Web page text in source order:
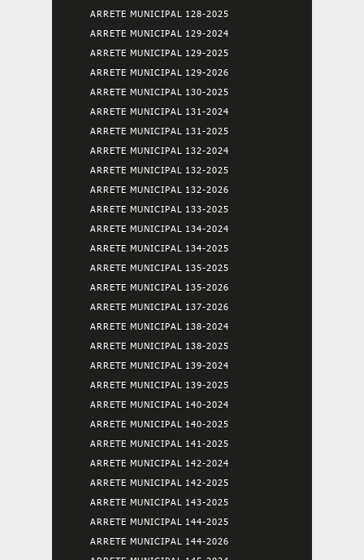
ARRETE MUNICIPAL 128-2025
ARRETE MUNICIPAL 129-2024
ARRETE MUNICIPAL 129-2025
ARRETE MUNICIPAL 129-2026
ARRETE MUNICIPAL 130-2025
ARRETE MUNICIPAL 131-2024
ARRETE MUNICIPAL 131-2025
ARRETE MUNICIPAL 132-2024
ARRETE MUNICIPAL 132-2025
ARRETE MUNICIPAL 132-2026
ARRETE MUNICIPAL 133-2025
ARRETE MUNICIPAL 134-2024
ARRETE MUNICIPAL 134-2025
ARRETE MUNICIPAL 135-2025
ARRETE MUNICIPAL 135-2026
ARRETE MUNICIPAL 137-2026
ARRETE MUNICIPAL 138-2024
ARRETE MUNICIPAL 138-2025
ARRETE MUNICIPAL 139-2024
ARRETE MUNICIPAL 139-2025
ARRETE MUNICIPAL 140-2024
ARRETE MUNICIPAL 140-2025
ARRETE MUNICIPAL 141-2025
ARRETE MUNICIPAL 142-2024
ARRETE MUNICIPAL 142-2025
ARRETE MUNICIPAL 143-2025
ARRETE MUNICIPAL 144-2025
ARRETE MUNICIPAL 144-2026